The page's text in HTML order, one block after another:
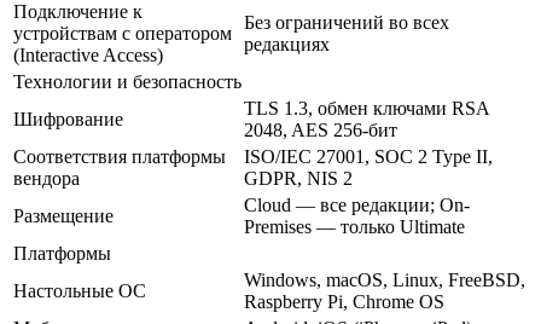
Подключение к
устройствам с оператором
(Interactive Access)
Без ограничений во всех
редакциях
Технологии и безопасность
Шифрование
TLS 1.3, обмен ключами RSA
2048, AES 256-бит
Соответствия платформы
вендора
ISO/IEC 27001, SOC 2 Type II,
GDPR, NIS 2
Размещение
Cloud — все редакции; On-
Premises — только Ultimate
Платформы
Настольные ОС
Windows, macOS, Linux, FreeBSD,
Raspberry Pi, Chrome OS